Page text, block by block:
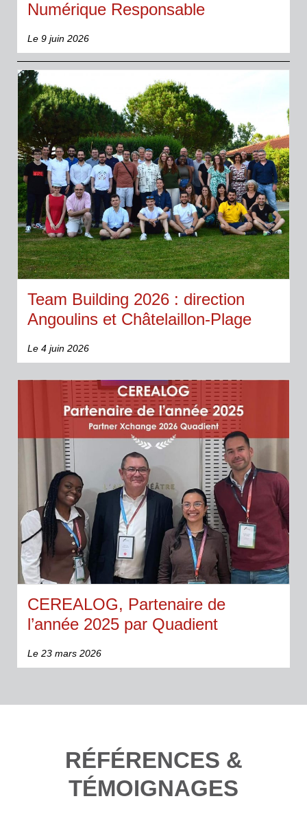
Numérique Responsable
Le 9 juin 2026
Team Building 2026 : direction
Angoulins et Châtelaillon-Plage
Le 4 juin 2026
CEREALOG, Partenaire de
l’année 2025 par Quadient
Le 23 mars 2026
RÉFÉRENCES &
TÉMOIGNAGES